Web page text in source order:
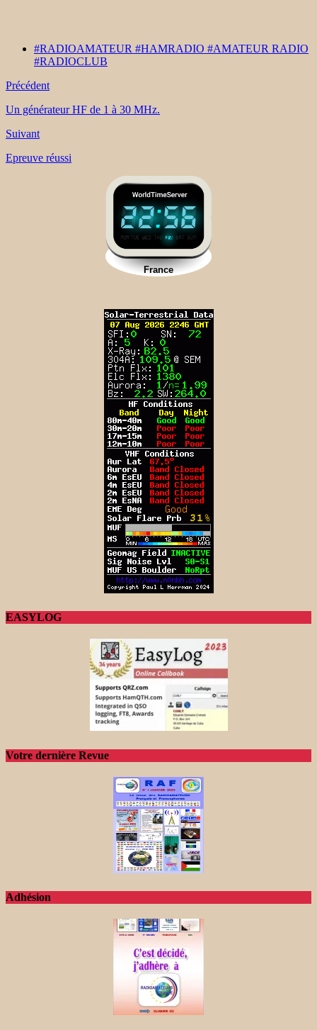
#RADIOAMATEUR #HAMRADIO #AMATEUR RADIO
#RADIOCLUB
Précédent
Un générateur HF de 1 à 30 MHz.
Suivant
Epreuve réussi
EASYLOG
Votre dernière Revue
Adhésion